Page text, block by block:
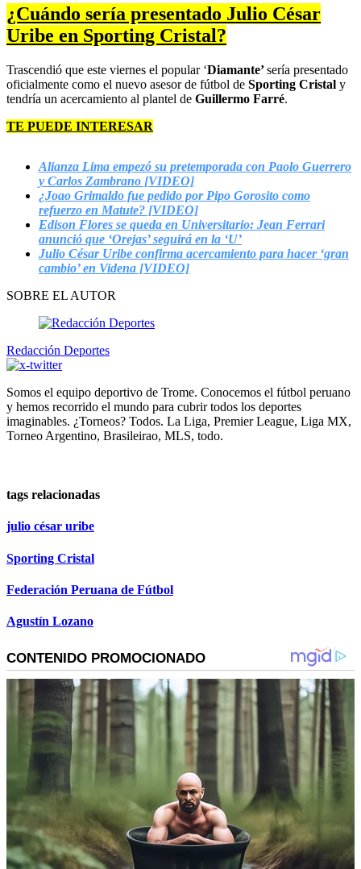
¿Cuándo sería presentado Julio César
Uribe en Sporting Cristal?
Trascendió que este viernes el popular ‘Diamante’sería presentado
oficialmente como el nuevo asesor de fútbol de Sporting Cristal y
tendría un acercamiento al plantel de Guillermo Farré.
TE PUEDE INTERESAR
Alianza Lima empezó su pretemporada con Paolo Guerrero
y Carlos Zambrano [VIDEO]
¿Joao Grimaldo fue pedido por Pipo Gorosito como
refuerzo en Matute? [VIDEO]
Edison Flores se queda en Universitario: Jean Ferrari
anunció que ‘Orejas’ seguirá en la ‘U’
Julio César Uribe confirma acercamiento para hacer ‘gran
cambio’ en Videna [VIDEO]
SOBRE EL AUTOR
Redacción Deportes
Somos el equipo deportivo de Trome. Conocemos el fútbol peruano
y hemos recorrido el mundo para cubrir todos los deportes
imaginables. ¿Torneos? Todos. La Liga, Premier League, Liga MX,
Torneo Argentino, Brasileirao, MLS, todo.
tags relacionadas
julio césar uribe
Sporting Cristal
Federación Peruana de Fútbol
Agustín Lozano